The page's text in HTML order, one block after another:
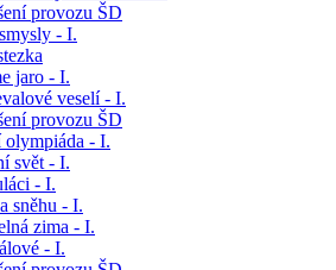
provozu ŠD
- I.
jaro - I.
veselí - I.
provozu ŠD
olympiáda - I.
svět - I.
- I.
sněhu - I.
zima - I.
- I.